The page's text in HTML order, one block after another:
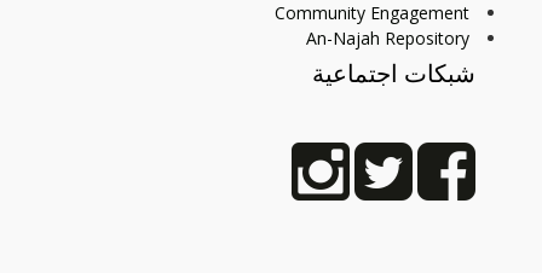
Community Engagement
An-Najah Repository
شبكات اجتماعية